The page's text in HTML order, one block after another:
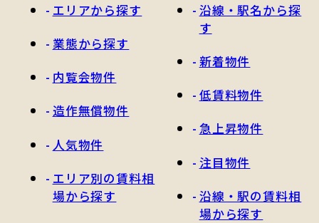
エリアから探す
業態から探す
内覧会物件
造作無償物件
人気物件
エリア別の賃料相
場から探す
沿線・駅名から探
す
新着物件
低賃料物件
急上昇物件
注目物件
沿線・駅の賃料相
場から探す